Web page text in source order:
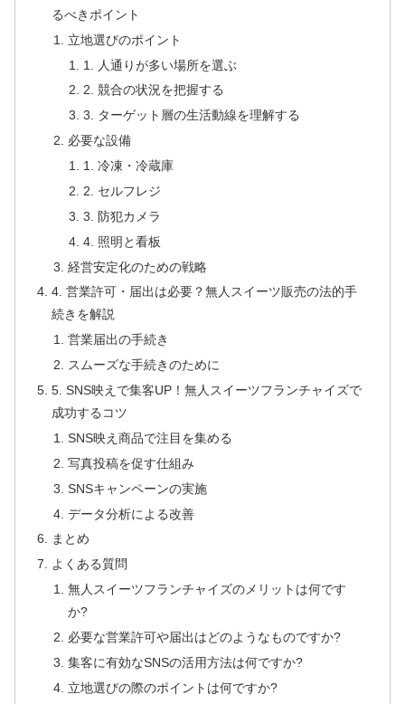
るべきポイント
立地選びのポイント
1. 人通りが多い場所を選ぶ
2. 競合の状況を把握する
3. ターゲット層の生活動線を理解する
必要な設備
1. 冷凍・冷蔵庫
2. セルフレジ
3. 防犯カメラ
4. 照明と看板
経営安定化のための戦略
4. 営業許可・届出は必要？無人スイーツ販売の法的手
続きを解説
営業届出の手続き
スムーズな手続きのために
5. SNS映えで集客UP！無人スイーツフランチャイズで
成功するコツ
SNS映え商品で注目を集める
写真投稿を促す仕組み
SNSキャンペーンの実施
データ分析による改善
まとめ
よくある質問
無人スイーツフランチャイズのメリットは何です
か?
必要な営業許可や届出はどのようなものですか?
集客に有効なSNSの活用方法は何ですか?
立地選びの際のポイントは何ですか?